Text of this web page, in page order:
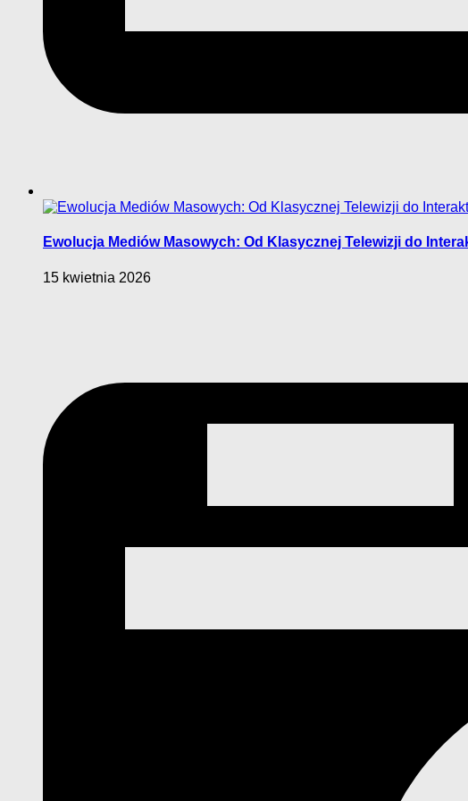
Ewolucja Mediów Masowych: Od Klasycznej Telewizji do
15 kwietnia 2026